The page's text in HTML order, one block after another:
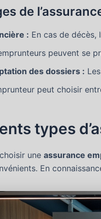
de
: En cas de décès,
peuvent se
des dossiers :
peut choisir
types
une assurance
En